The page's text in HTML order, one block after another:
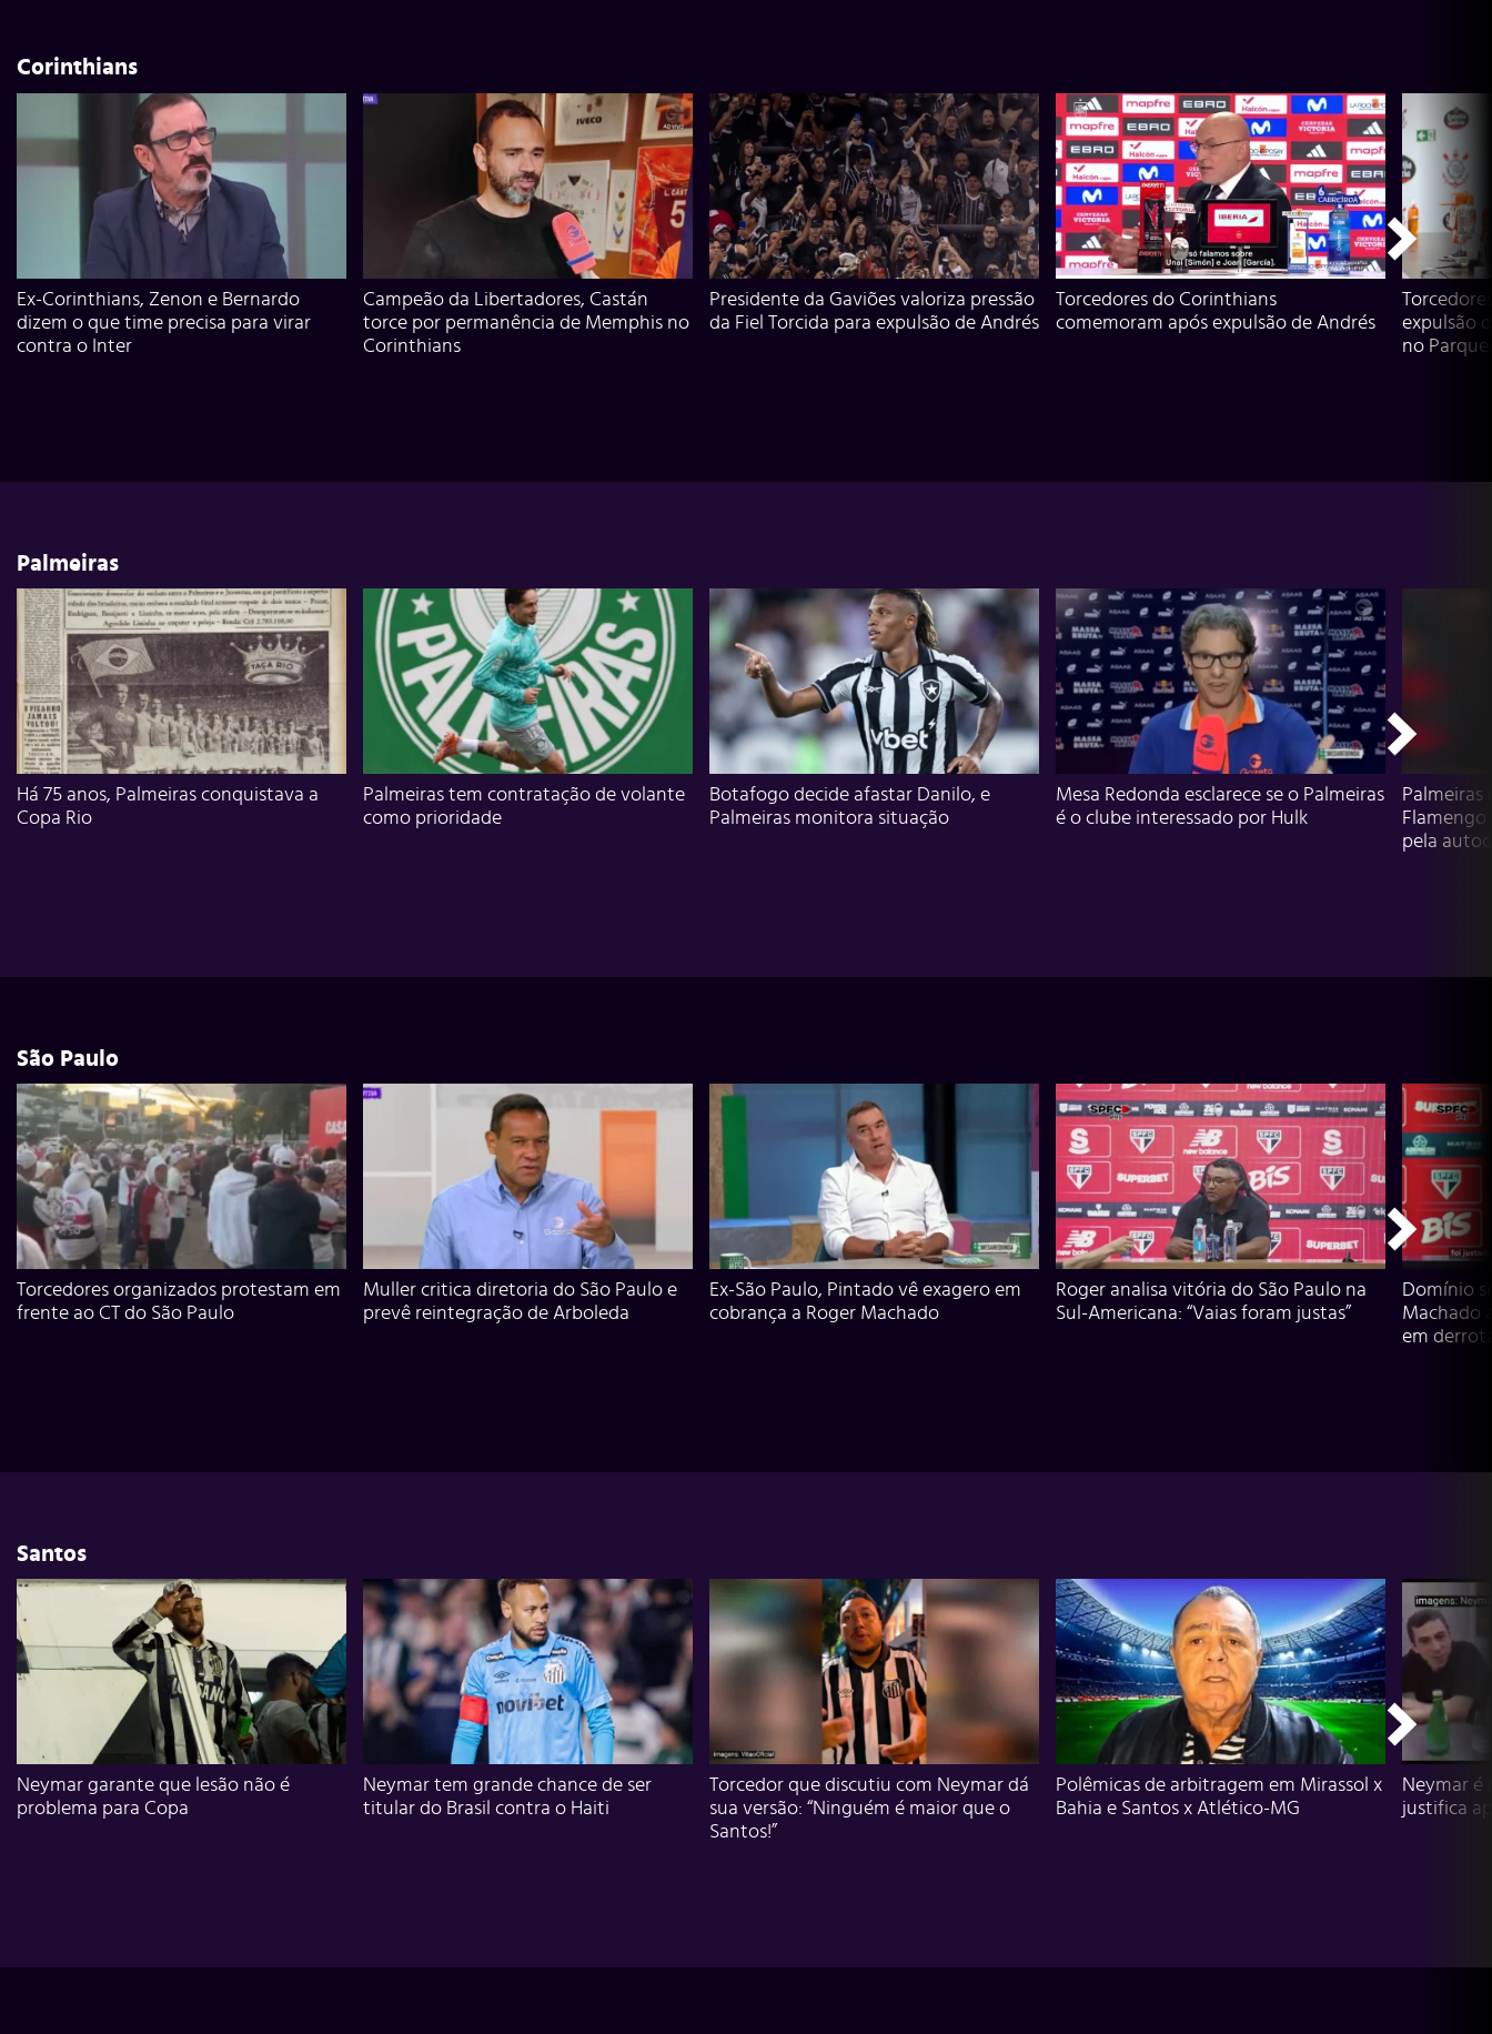
Corinthians
Ex-Corinthians, Zenon e Bernardo
dizem o que time precisa para virar
contra o Inter
Campeão da Libertadores, Castán
torce por permanência de Memphis no
Corinthians
Presidente da Gaviões valoriza pressão
da Fiel Torcida para expulsão de Andrés
Torcedores do Corinthians
comemoram após expulsão de Andrés
expulsão
no Parque
Palmeiras
Há 75 anos, Palmeiras conquistava a
Copa Rio
Palmeiras tem contratação de volante
como prioridade
Botafogo decide afastar Danilo, e
Palmeiras monitora situação
Mesa Redonda esclarece se o Palmeiras
é o clube interessado por Hulk
Flamengo
pela
São Paulo
Torcedores organizados protestam em
frente ao CT do São Paulo
Muller critica diretoria do São Paulo e
prevê reintegração de Arboleda
Ex-São Paulo, Pintado vê exagero em
cobrança a Roger Machado
Roger analisa vitória do São Paulo na
Sul-Americana: “Vaias foram justas”
Domínio
Machado
em
Santos
Neymar garante que lesão não é
problema para Copa
Neymar tem grande chance de ser
titular do Brasil contra o Haiti
Torcedor que discutiu com Neymar dá
sua versão: “Ninguém é maior que o
Santos!”
Polêmicas de arbitragem em Mirassol x
Bahia e Santos x Atlético-MG
Neymar é
justifica